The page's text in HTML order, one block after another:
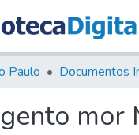
Paulo Documentos